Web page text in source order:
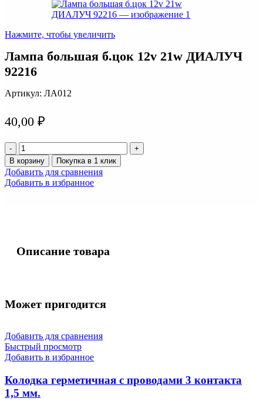
Нажмите, чтобы увеличить
Лампа большая б.цок 12v 21w ДИАЛУЧ
92216
Артикул: ЛА012
40,00 ₽
Количество
товара
Лампа
большая
б.цок
В корзину Покупка в 1 клик
Добавить для сравнения
Добавить в избранное
Описание товара
Может пригодится
Добавить для сравнения
Быстрый просмотр
Добавить в избранное
Колодка герметичная с проводами 3 контакта
1,5 мм.